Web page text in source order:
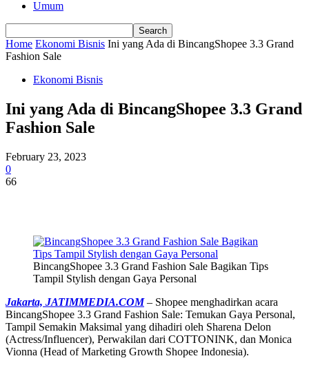
Umum
Home Ekonomi Bisnis Ini yang Ada di BincangShopee 3.3 Grand
Fashion Sale
Ekonomi Bisnis
Ini yang Ada di BincangShopee 3.3 Grand
Fashion Sale
February 23, 2023
0
66
BincangShopee 3.3 Grand Fashion Sale Bagikan Tips
Tampil Stylish dengan Gaya Personal
Jakarta, JATIMMEDIA.COM– Shopee menghadirkan acara
BincangShopee 3.3 Grand Fashion Sale: Temukan Gaya Personal,
Tampil Semakin Maksimal yang dihadiri oleh Sharena Delon
(Actress/Influencer), Perwakilan dari COTTONINK, dan Monica
Vionna (Head of Marketing Growth Shopee Indonesia).